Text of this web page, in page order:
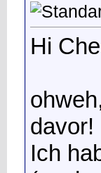
Hi
davor!
Ich